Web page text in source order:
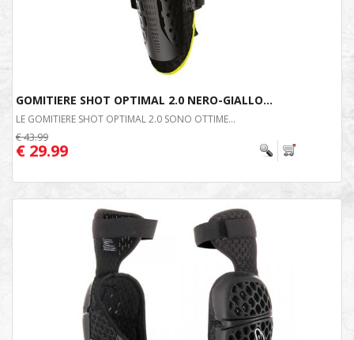
GOMITIERE SHOT OPTIMAL 2.0 NERO-GIALLO...
LE GOMITIERE SHOT OPTIMAL 2.0 SONO OTTIME...
€ 43.99
€ 29.99